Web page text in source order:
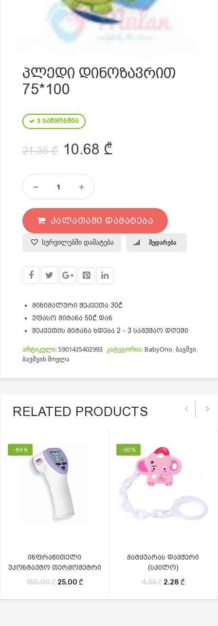
ᲞᲚᲔᲓᲘ ᲓᲘᲜᲝᲖᲐᲕᲠᲘᲗ
75*100
3 საწყობშია
21.35₾ Original price was:
10.68 ₾
Პლედი
Დინოზავრით
75*100
Quantity
ᲙᲐᲚᲐᲗᲐᲨᲘ ᲓᲐᲛᲐᲢᲔᲑᲐ
სურვილებში დამატება შედარება
მინიმალური შეკვეთა 30₾
უფასო მიტანა 50₾ დან
შეკვეთის მიტანა ხდება 2 - 3 სამუშაო დღეში
არტიკული:5901435402993 კატეგორია:BabyOno, ბავშვი,
ბავშვის მოვლა
RELATED PRODUCTS
-84%
ინფრაწითელი
უკონტაქტო თერმომეტრი
150.00₾ Original price was: 150.00 ₾.
25.00 ₾Current price is: 25.00 ₾.
-50%
მატყუარას დამჭერი
(სპილო)
4.55₾ Original price
2.28 ₾Current